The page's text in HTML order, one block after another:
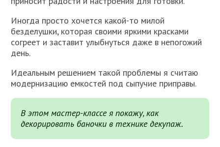
Иногда просто хочется какой-то милой
безделушки, которая своими яркими красками
согреет и заставит улыбнуться даже в непогожий
день.
Идеальным решением такой проблемы я считаю
модернизацию емкостей под сыпучие приправы.
В этом мастер-классе я покажу, как
декорировать баночки в технике декупаж.